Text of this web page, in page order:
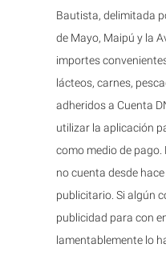
Bautista, delimitada
de Mayo, Maipú y la
importes
lácteos, carnes,
adheridos a Cuenta
utilizar la aplicación
como medio de pago.
no cuenta desde
publicitario. Si algún
publicidad para con
lamentablemente lo